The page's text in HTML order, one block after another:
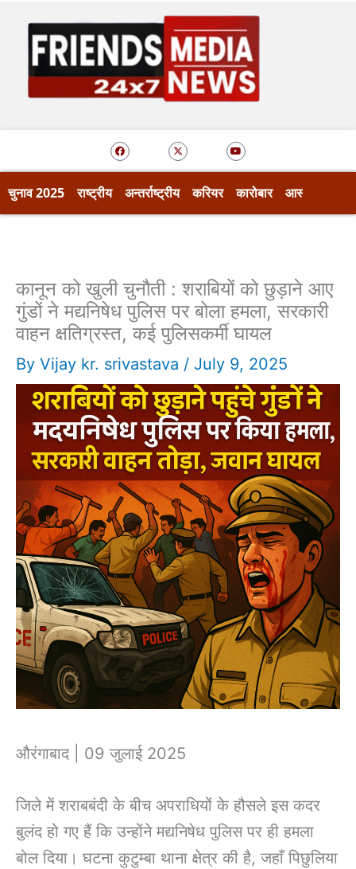
content
F
a
c
e
X
-
t
w
t
t
r
Y
o
u
t
b
e
चुनाव 2025 राष्ट्रीय अन्तर्राष्ट्रीय करियर कारोबार आस्था
कानून को खुली चुनौती : शराबियों को छुड़ाने आए
गुंडों ने मद्यनिषेध पुलिस पर बोला हमला, सरकारी
वाहन क्षतिग्रस्त, कई पुलिसकर्मी घायल
By Vijay kr. srivastava / July 9, 2025
औरंगाबाद | 09 जुलाई 2025
जिले में शराबबंदी के बीच अपराधियों के हौसले इस कदर
बुलंद हो गए हैं कि उन्होंने मद्यनिषेध पुलिस पर ही हमला
बोल दिया। घटना कुटुम्बा थाना क्षेत्र की है, जहाँ पिछुलिया